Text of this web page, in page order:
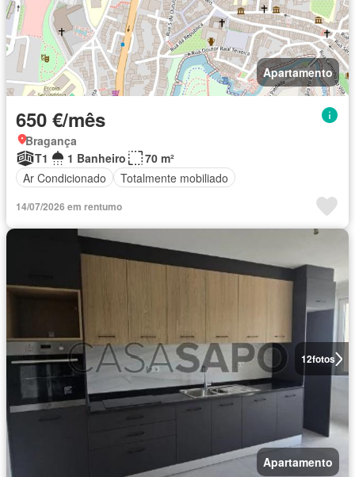
Apartamento
650 €/mês
Bragança
T1
1 Banheiro
70 m²
Ar Condicionado
Totalmente mobiliado
14/07/2026 em rentumo
12fotos
Apartamento